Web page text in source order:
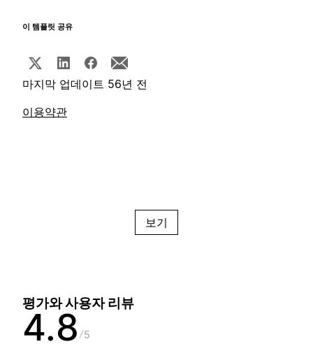
이 템플릿 공유
마지막 업데이트 56년 전
이용약관
보기
평가와 사용자 리뷰
4.8 5